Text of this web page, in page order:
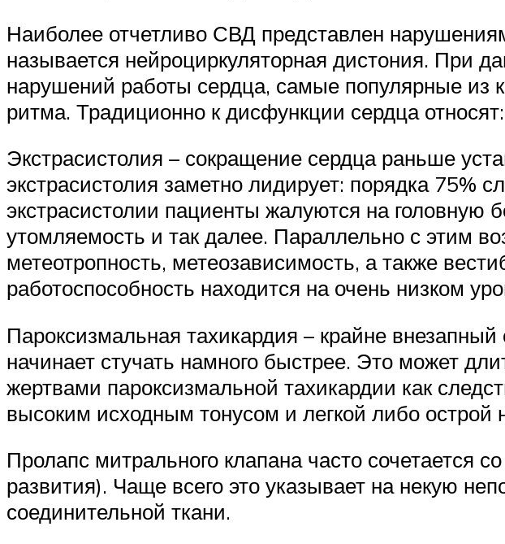
Наиболее отчетливо СВД представлен
называется нейроциркуляторная дистония. При
нарушений работы сердца, самые популярные из
ритма. Традиционно к дисфункции сердца относят:
Экстрасистолия – сокращение сердца раньше
экстрасистолия заметно лидирует: порядка 75%
экстрасистолии пациенты жалуются на головную
утомляемость и так далее. Параллельно с этим
метеотропность, метеозависимость, а также
работоспособность находится на очень низком
Пароксизмальная тахикардия – крайне
начинает стучать намного быстрее. Это может
жертвами пароксизмальной тахикардии как
высоким исходным тонусом и легкой либо острой
Пролапс митрального клапана часто сочетается
развития). Чаще всего это указывает на некую
соединительной ткани.